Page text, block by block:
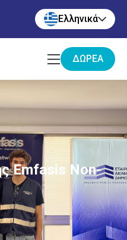
Ελληνικά
ΔΩΡΕΆ
Emfasis Non-